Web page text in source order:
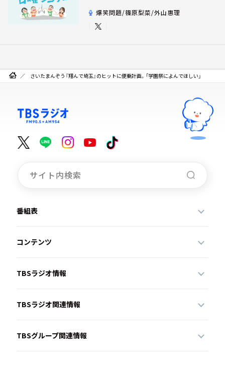
爆笑問題/篠原梨菜/外山惠理
さいたまんぞう『翔んで埼玉』のヒットに便乗計画。「学園祭によんでほしい」
番組表
コンテンツ
TBSラジオ情報
TBSラジオ関連情報
TBSグループ関連情報